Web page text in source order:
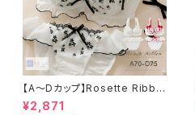
【A〜Dカップ】Rosette Ribbo
n ブラ＆ショーツ
¥2,871